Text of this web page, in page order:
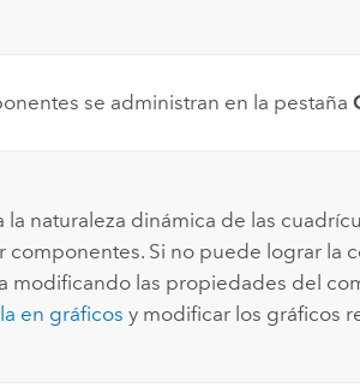
se administran en la pestaña
naturaleza dinámica de las
componentes. Si no puede lograr la
modificando las propiedades del
en gráficos y modificar los gráficos